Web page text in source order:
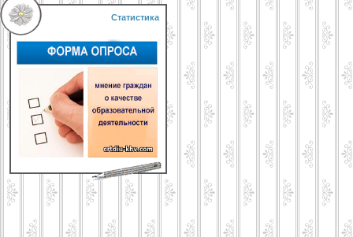
Статистика